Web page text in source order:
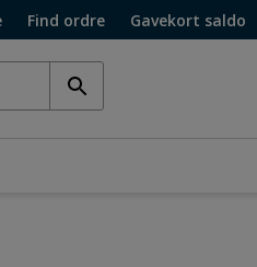
Find ordre Gavekort saldo